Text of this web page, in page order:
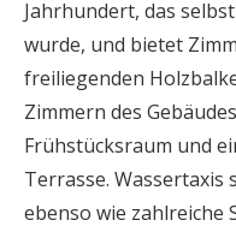
Jahrhundert, das
wurde, und bietet
freiliegenden
Zimmern des
Frühstücksraum und
Terrasse. Wassertaxis
ebenso wie zahlreiche